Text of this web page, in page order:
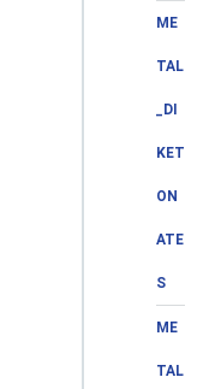
ME
TAL
_DI
KET
ON
ATE
S
ME
TAL